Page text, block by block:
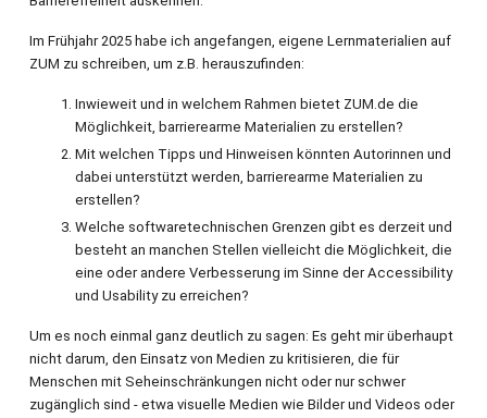
Im Frühjahr 2025 habe ich angefangen, eigene Lernmaterialien auf
ZUM zu schreiben, um z.B. herauszufinden:
Inwieweit und in welchem Rahmen bietet ZUM.de die
Möglichkeit, barrierearme Materialien zu erstellen?
Mit welchen Tipps und Hinweisen könnten Autorinnen und
dabei unterstützt werden, barrierearme Materialien zu
erstellen?
Welche softwaretechnischen Grenzen gibt es derzeit und
besteht an manchen Stellen vielleicht die Möglichkeit, die
eine oder andere Verbesserung im Sinne der Accessibility
und Usability zu erreichen?
Um es noch einmal ganz deutlich zu sagen: Es geht mir überhaupt
nicht darum, den Einsatz von Medien zu kritisieren, die für
Menschen mit Seheinschränkungen nicht oder nur schwer
zugänglich sind - etwa visuelle Medien wie Bilder und Videos oder